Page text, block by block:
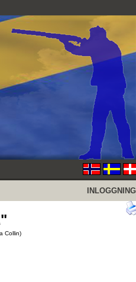
INLOGGNING
Collin)